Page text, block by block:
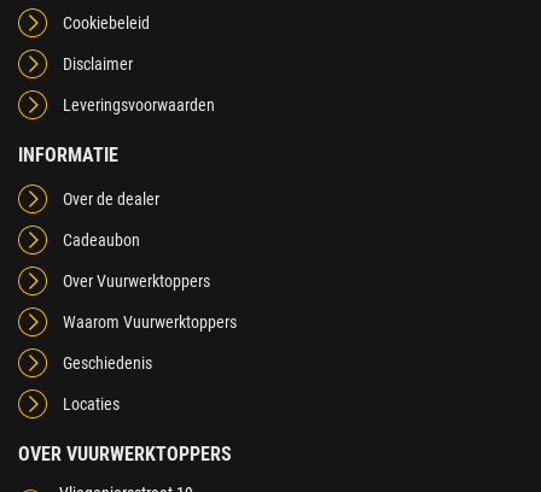
Cookiebeleid
Disclaimer
Leveringsvoorwaarden
INFORMATIE
Over de dealer
Cadeaubon
Over Vuurwerktoppers
Waarom Vuurwerktoppers
Geschiedenis
Locaties
OVER VUURWERKTOPPERS